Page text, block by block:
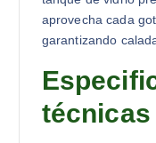
aprovecha cada
garantizando
técnicas